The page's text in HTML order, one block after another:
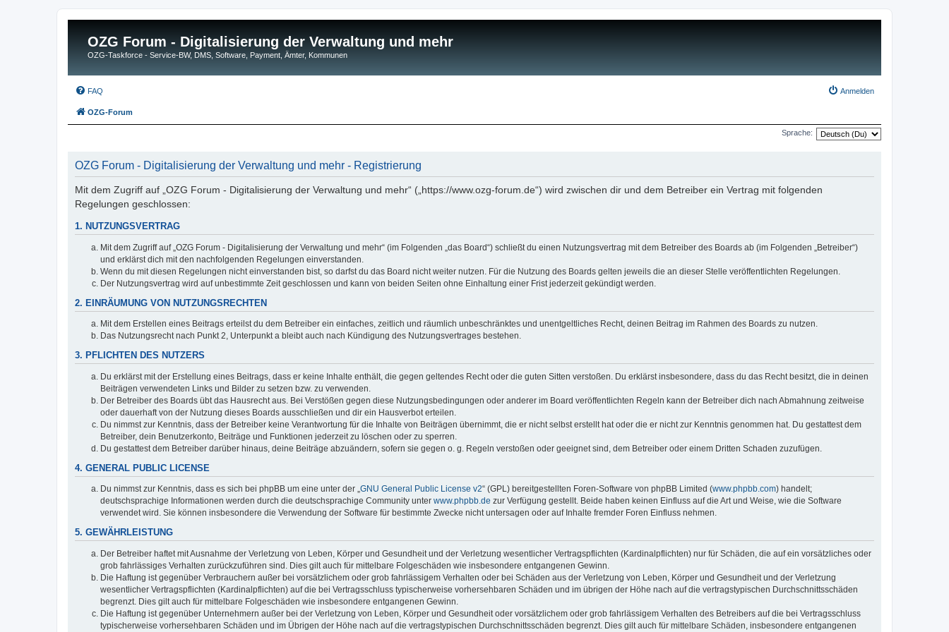
OZG Forum - Digitalisierung der Verwaltung und mehr
OZG-Taskforce - Service-BW, DMS, Software, Payment, Ämter, Kommunen
FAQ Anmelden
OZG-Forum
Sprache:
OZG Forum - Digitalisierung der Verwaltung und mehr - Registrierung
Mit dem Zugriff auf „OZG Forum - Digitalisierung der Verwaltung und mehr“ („https://www.ozg-forum.de“) wird zwischen dir und dem Betreiber ein Vertrag mit folgenden
Regelungen geschlossen:
1. NUTZUNGSVERTRAG
Mit dem Zugriff auf „OZG Forum - Digitalisierung der Verwaltung und mehr“ (im Folgenden „das Board“) schließt du einen Nutzungsvertrag mit dem Betreiber des Boards ab (im Folgenden „Betreiber“)
und erklärst dich mit den nachfolgenden Regelungen einverstanden.
Wenn du mit diesen Regelungen nicht einverstanden bist, so darfst du das Board nicht weiter nutzen. Für die Nutzung des Boards gelten jeweils die an dieser Stelle veröffentlichten Regelungen.
Der Nutzungsvertrag wird auf unbestimmte Zeit geschlossen und kann von beiden Seiten ohne Einhaltung einer Frist jederzeit gekündigt werden.
2. EINRÄUMUNG VON NUTZUNGSRECHTEN
Mit dem Erstellen eines Beitrags erteilst du dem Betreiber ein einfaches, zeitlich und räumlich unbeschränktes und unentgeltliches Recht, deinen Beitrag im Rahmen des Boards zu nutzen.
Das Nutzungsrecht nach Punkt 2, Unterpunkt a bleibt auch nach Kündigung des Nutzungsvertrages bestehen.
3. PFLICHTEN DES NUTZERS
Du erklärst mit der Erstellung eines Beitrags, dass er keine Inhalte enthält, die gegen geltendes Recht oder die guten Sitten verstoßen. Du erklärst insbesondere, dass du das Recht besitzt, die in deinen
Beiträgen verwendeten Links und Bilder zu setzen bzw. zu verwenden.
Der Betreiber des Boards übt das Hausrecht aus. Bei Verstößen gegen diese Nutzungsbedingungen oder anderer im Board veröffentlichten Regeln kann der Betreiber dich nach Abmahnung zeitweise
oder dauerhaft von der Nutzung dieses Boards ausschließen und dir ein Hausverbot erteilen.
Du nimmst zur Kenntnis, dass der Betreiber keine Verantwortung für die Inhalte von Beiträgen übernimmt, die er nicht selbst erstellt hat oder die er nicht zur Kenntnis genommen hat. Du gestattest dem
Betreiber, dein Benutzerkonto, Beiträge und Funktionen jederzeit zu löschen oder zu sperren.
Du gestattest dem Betreiber darüber hinaus, deine Beiträge abzuändern, sofern sie gegen o. g. Regeln verstoßen oder geeignet sind, dem Betreiber oder einem Dritten Schaden zuzufügen.
4. GENERAL PUBLIC LICENSE
Du nimmst zur Kenntnis, dass es sich bei phpBB um eine unter der „GNU General Public License v2“ (GPL) bereitgestellten Foren-Software von phpBB Limited (www.phpbb.com) handelt;
deutschsprachige Informationen werden durch die deutschsprachige Community unter www.phpbb.de zur Verfügung gestellt. Beide haben keinen Einfluss auf die Art und Weise, wie die Software
verwendet wird. Sie können insbesondere die Verwendung der Software für bestimmte Zwecke nicht untersagen oder auf Inhalte fremder Foren Einfluss nehmen.
5. GEWÄHRLEISTUNG
Der Betreiber haftet mit Ausnahme der Verletzung von Leben, Körper und Gesundheit und der Verletzung wesentlicher Vertragspflichten (Kardinalpflichten) nur für Schäden, die auf ein vorsätzliches oder
grob fahrlässiges Verhalten zurückzuführen sind. Dies gilt auch für mittelbare Folgeschäden wie insbesondere entgangenen Gewinn.
Die Haftung ist gegenüber Verbrauchern außer bei vorsätzlichem oder grob fahrlässigem Verhalten oder bei Schäden aus der Verletzung von Leben, Körper und Gesundheit und der Verletzung
wesentlicher Vertragspflichten (Kardinalpflichten) auf die bei Vertragsschluss typischerweise vorhersehbaren Schäden und im übrigen der Höhe nach auf die vertragstypischen Durchschnittsschäden
begrenzt. Dies gilt auch für mittelbare Folgeschäden wie insbesondere entgangenen Gewinn.
Die Haftung ist gegenüber Unternehmern außer bei der Verletzung von Leben, Körper und Gesundheit oder vorsätzlichem oder grob fahrlässigem Verhalten des Betreibers auf die bei Vertragsschluss
typischerweise vorhersehbaren Schäden und im Übrigen der Höhe nach auf die vertragstypischen Durchschnittsschäden begrenzt. Dies gilt auch für mittelbare Schäden, insbesondere entgangenen